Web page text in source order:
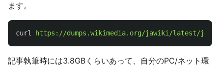
ます。
curl https://dumps.wikimedia.org/jawiki/latest/
記事執筆時には3.8GBくらいあって、自分のPC/ネット環